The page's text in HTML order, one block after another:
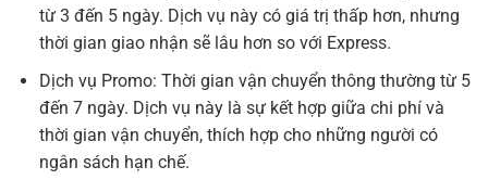
từ 3 đến 5 ngày. Dịch vụ này có giá trị thấp hơn, nhưng
thời gian giao nhận sẽ lâu hơn so với Express.
Dịch vụ Promo: Thời gian vận chuyển thông thường từ 5
đến 7 ngày. Dịch vụ này là sự kết hợp giữa chi phí và
thời gian vận chuyển, thích hợp cho những người có
ngân sách hạn chế.